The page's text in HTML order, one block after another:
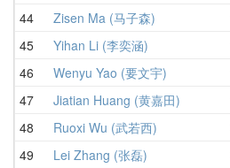
44 Zisen Ma (马子森)
45 Yihan Li (李奕涵)
46 Wenyu Yao (要文宇)
47 Jiatian Huang (黄嘉田)
48 Ruoxi Wu (武若西)
49 Lei Zhang (张磊)